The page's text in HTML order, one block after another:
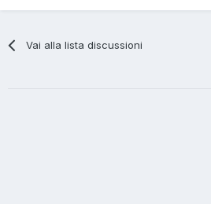
Vai alla lista discussioni